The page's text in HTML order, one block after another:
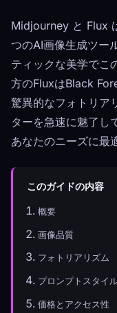
Midjourney と Flux
つのAI画像生成ツー
ティックな美学でこ
方のFluxはBlack
驚異的なフォトリア
ターを急速に魅了し
あなたのニーズに最
このガイドの内容
概要
画像品質
フォトリアリズム
プロンプトスタイ
価格とアクセス性